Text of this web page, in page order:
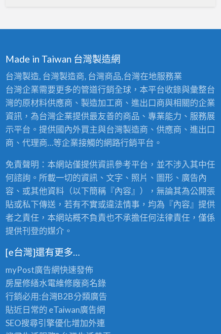
烘
一
站
搞
定
｜
龜
山
壢
皆
可
收
送
衣櫃，省時又省力。
高級衣物專業洗護 羊毛、
澤；而普通洗衣店則可能未依材質區分，導致昂
貴衣物受損。 樂淨擁有專業洗衣設備與經驗豐富
的師傅，可針對不同材質與污漬狀況採用客製化
洗護方式，確保衣物纖維受到最佳保護，不僅潔
淨如新，更延長衣物壽命。在樂淨，我們把每件
高級衣…
店
－
館
｜
客
洗
烘
摺
一
站
搞
定
｜
龜
山
中
壢
收
送
Made in Taiwan 台灣製造網
台灣製造, 台灣製造商, 台灣商品,台灣在地服務業
台灣企業需要更多的管道行銷全球，本平台收錄與彙整台
灣的原材料供應商、製造加工商、進出口商與相關的企業
資訊，為台灣企業提供最友善的商品、專業能力、服務展
示平台。提供國內外買主與台灣製造商、供應商、進出口
商、代理商…等企業接觸的網路行銷平台。
免責聲明：本網站僅提供資訊參考平台，並不涉入其中任
何諮詢。所載一切的資訊、文字、照片、圖形、廣告內
容、或其他資料（以下簡稱『內容』），無論其為公開張
貼或私下傳送，若有不實或違法情事，均為『內容』提供
者之責任，本網站概不負責也不承擔任何法律責任，僅係
提供刊登的媒介。
[e台灣]還有更多…
myPost廣告網快速發佈
房屋修繕水電維修廠商名錄
行銷必用:台灣B2B分類廣告
貼近日常的 eTaiwan廣告網
SEO搜尋引擎優化增加外連